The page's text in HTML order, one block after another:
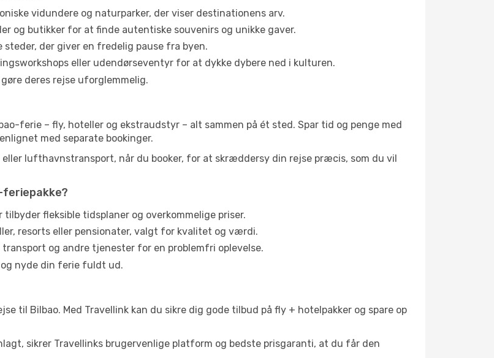
vidundere og naturparker, der viser destinationens arv.
og butikker for at finde autentiske souvenirs og unikke gaver.
steder, der giver en fredelig pause fra byen.
eller udendørseventyr for at dykke dybere ned i kulturen.
deres rejse uforglemmelig.
ferie – fly, hoteller og ekstraudstyr – alt sammen på ét sted. Spar tid og penge med
med separate bookinger.
lufthavnstransport, når du booker, for at skræddersy din rejse præcis, som du vil
feriepakke?
fleksible tidsplaner og overkommelige priser.
resorts eller pensionater, valgt for kvalitet og værdi.
og andre tjenester for en problemfri oplevelse.
nyde din ferie fuldt ud.
til Bilbao. Med Travellink kan du sikre dig gode tilbud på fly + hotelpakker og spare op
sikrer Travellinks brugervenlige platform og bedste prisgaranti, at du får den